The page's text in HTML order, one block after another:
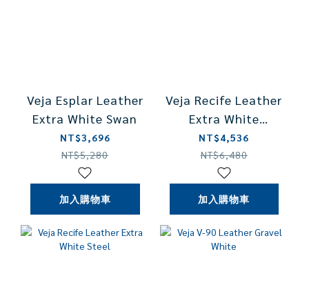
Veja Esplar Leather
Extra White Swan
NT$3,696
NT$5,280
加入購物車
Veja Recife Leather
Extra White
Matcha
NT$4,536
NT$6,480
加入購物車